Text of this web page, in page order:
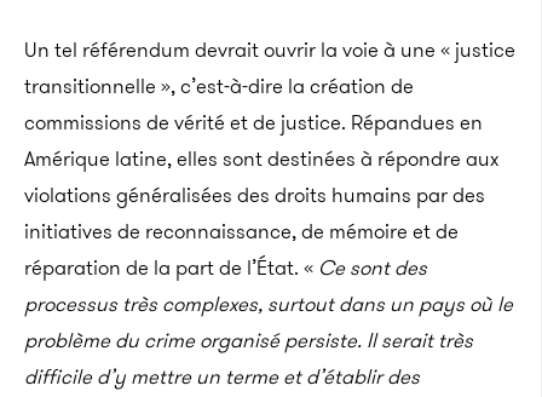
Un tel référendum devrait ouvrir la voie à une « justice
transitionnelle », c’est-à-dire la création de
commissions de vérité et de justice. Répandues en
Amérique latine, elles sont destinées à répondre aux
violations généralisées des droits humains par des
initiatives de reconnaissance, de mémoire et de
réparation de la part de l’État. « Ce sont des
processus très complexes, surtout dans un pays où le
problème du crime organisé persiste. Il serait très
difficile d’y mettre un terme et d’établir des